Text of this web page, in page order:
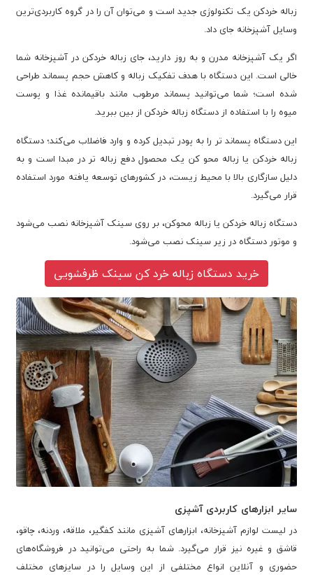
زباله خردکن یک تکنولوژی جدید است و می‌توان آن را در گروه کاربردی‌ترین
وسایل آشپزخانه جای داد.
اگر یک آشپزخانه مدرن و به روز دارید، جای زباله خردکن در آشپزخانه شما
خالی است. این دستگاه با هدف تفکیک زباله و کاهش حجم پسماند طراحی
شده است؛ شما می‌توانید پسماند مرطوب مانند باقیمانده غذا و پوست
میوه را با استفاده از دستگاه زباله خردکن از بین ببرید.
این دستگاه پسماند تر را به پودر تبدیل کرده و وارد فاضلاب می‌کند؛ دستگاه
زباله خردکن یا زباله محو کن یک محصول دفع زباله تر در مبدا است و به
دلیل سازگاری بالا با محیط زیست، در کشورهای توسعه یافته مورد استفاده
قرار می‌گیرد.
دستگاه زباله خردکن یا زباله محوکن، بر روی سینک آشپزخانه نصب می‌شود
و موتور دستگاه در زیر سینک نصب می‌شود.
خرید دستگاه زباله خرد کن سینک ظرفشویی
سایر ابزارهای کاربردی آشپزی
در لیست لوازم آشپزخانه، ابزارهای آشپزی مانند کفگیر، ملاقه، وردنه، چاقو،
قاشق و غیره نیز قرار می‌گیرد. شما به راحتی می‌توانید در فروشگاه‌های
حضوری و آنلاین انواع مختلفی از این وسایل را در سایزهای مختلف